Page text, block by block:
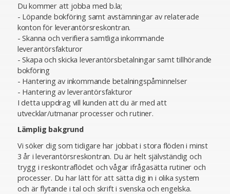
Du kommer att jobba med b.la;
- Löpande bokföring samt avstämningar av relaterade
konton för leverantörsreskontran.
- Skanna och verifiera samtliga inkommande
leverantörsfakturor
- Skapa och skicka leverantörsbetalningar samt tillhörande
bokföring
- Hantering av inkommande betalningspåminnelser
- Hantering av leverantörsfakturor
I detta uppdrag vill kunden att du är med att
utvecklar/utmanar processer och rutiner.
Lämplig bakgrund
Vi söker dig som tidigare har jobbat i stora flöden i minst
3 år i leverantörsreskontran. Du är helt självständig och
trygg i reskontraflödet och vågar ifrågasätta rutiner och
processer. Du har lätt för att sätta dig in i olika system
och är flytande i tal och skrift i svenska och engelska.